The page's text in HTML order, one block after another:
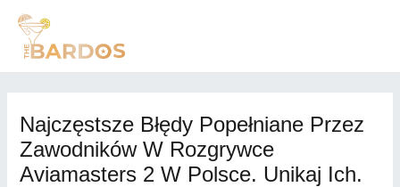
Skip
content
Najczęstsze Błędy Popełniane Przez
Zawodników W Rozgrywce
Aviamasters 2 W Polsce. Unikaj Ich.
Post
navigation